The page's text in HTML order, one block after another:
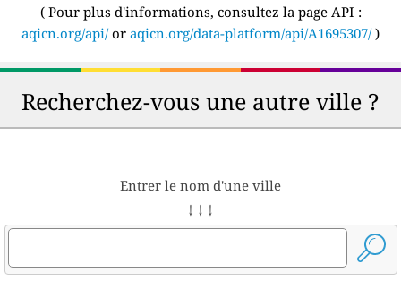
( Pour plus d'informations, consultez la page API :
aqicn.org/api/or aqicn.org/data-platform/api/A1695307/)
Recherchez-vous une autre ville ?
Entrer le nom d'une ville
↓ ↓ ↓